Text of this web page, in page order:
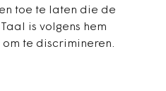
toe te laten die de
is volgens hem
te discrimineren.